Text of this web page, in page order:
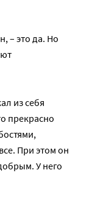
– это да. Но
из себя
прекрасно
При этом он
У него